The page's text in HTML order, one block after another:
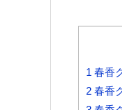
1 春香
2 春香